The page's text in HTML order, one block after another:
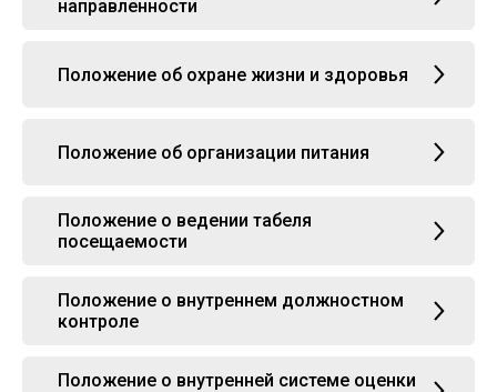
направленности
Положение об охране жизни и здоровья
Положение об организации питания
Положение о ведении табеля
посещаемости
Положение о внутреннем должностном
контроле
Положение о внутренней системе оценки